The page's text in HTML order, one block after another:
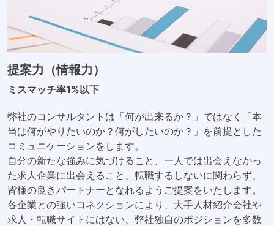
提案力（情報力）
ミスマッチ率1%以下
弊社のコンサルタントは「何が出来るか？」ではなく「本
当は何がやりたいのか？何がしたいのか？」を前提とした
コミュニケーションをします。
自分の新たな強みに気づけること、一人では出会えなかっ
た求人企業に出会えること、転職するしないに関わらず、
皆様の良きパートナーとなれるようご提案をいたします。
各企業との強いコネクションにより、大手人材紹介会社や
求人・転職サイトにはない、弊社独自のポジションを多数